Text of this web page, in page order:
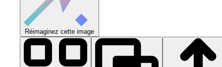
Réimaginez cette image